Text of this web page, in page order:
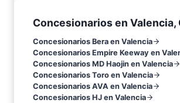
Concesionarios en Valencia,
Concesionarios Bera en Valencia
Concesionarios Empire Keeway en
Concesionarios MD Haojin en Valencia
Concesionarios Toro en Valencia
Concesionarios AVA en Valencia
Concesionarios HJ en Valencia